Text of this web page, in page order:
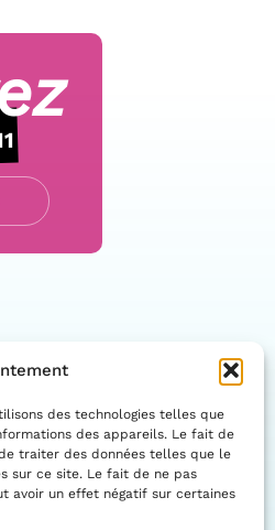
des technologies telles que
des appareils. Le fait de
traiter des données telles que le
sur ce site. Le fait de ne pas
avoir un effet négatif sur certaines
NOUS